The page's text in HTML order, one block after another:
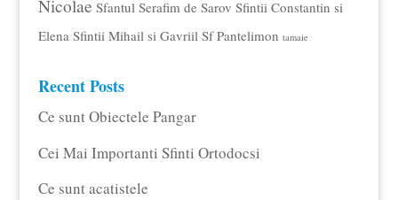
Nicolae Sfantul Serafim de Sarov Sfintii Constantin si
Elena Sfintii Mihail si Gavriil Sf Pantelimon tamaie
Recent Posts
Ce sunt Obiectele Pangar
Cei Mai Importanti Sfinti Ortodocsi
Ce sunt acatistele